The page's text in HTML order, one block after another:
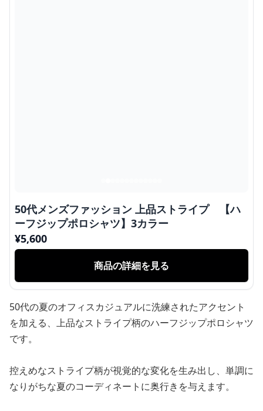
50代メンズファッション 上品ストライプ 【ハ
ーフジップポロシャツ】3カラー
¥5,600
商品の詳細を見る
50代の夏のオフィスカジュアルに洗練されたアクセント
を加える、上品なストライプ柄のハーフジップポロシャツ
です。
控えめなストライプ柄が視覚的な変化を生み出し、単調に
なりがちな夏のコーディネートに奥行きを与えます。